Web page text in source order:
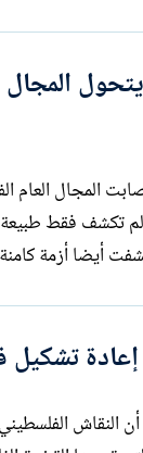
المجال
التي أصابت المجال
تكشف فقط
أيضا أزمة
أن النقاش